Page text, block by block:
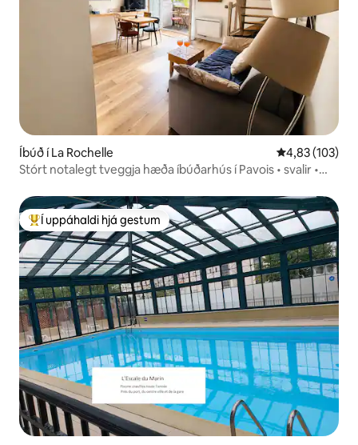
Íbúð í La Rochelle 4,83 af 5 í
4,83 (103)
Stórt notalegt tveggja hæða íbúðarhús í Pavois • svalir •
Í mestu uppáhaldi hjá gestum
Í uppáhaldi hjá gestum